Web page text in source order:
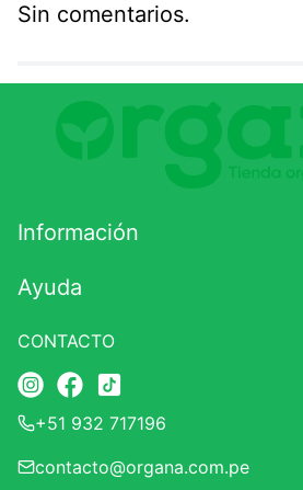
Comentario
Califique el producto de 1 a
★★★
Correo electrónico
Sin comentarios.
Información
Ayuda
CONTACTO
+51 932 717196
contacto@organa.com.pe